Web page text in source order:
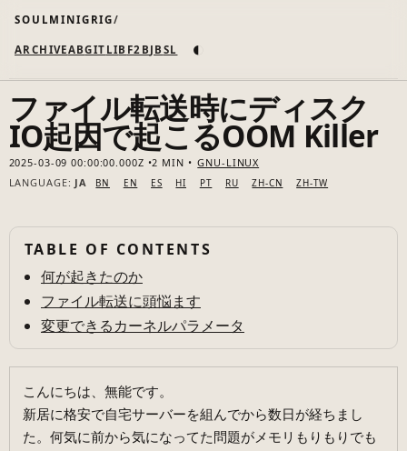
SOULMINIGRIG
ARCHIVEABGIT LIB F2B JB SL ◐
ファイル転送時にディスク
IO起因で起こるOOM Killer
2025-03-09 00:00:00.000Z 2 MIN
GNU-LINUX
LANGUAGE: JA BN EN ES HI PT RU ZH-CN ZH-TW
TABLE OF CONTENTS
何が起きたのか
ファイル転送に頭悩ます
変更できるカーネルパラメータ
こんにちは、無能です。
新居に格安で自宅サーバーを組んでから数日が経ちまし
た。何気に前から気になってた問題がメモリもりもりでも